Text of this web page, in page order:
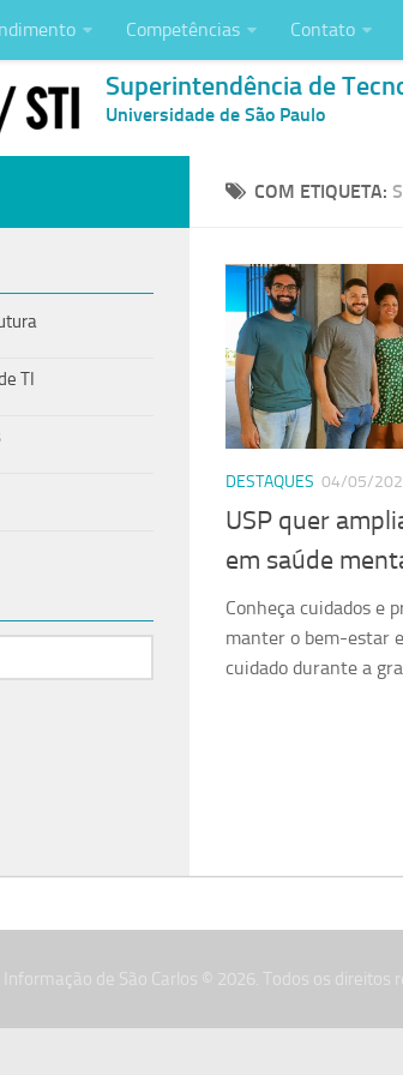
Competências Contato
Superintendência de
Universidade de São Paulo
COM ETIQUETA:
DESTAQUES 04/05/
USP quer
em saúde
Conheça cuidados e
manter o bem-estar
cuidado durante a
TI
de São Carlos © 2026. Todos os direitos